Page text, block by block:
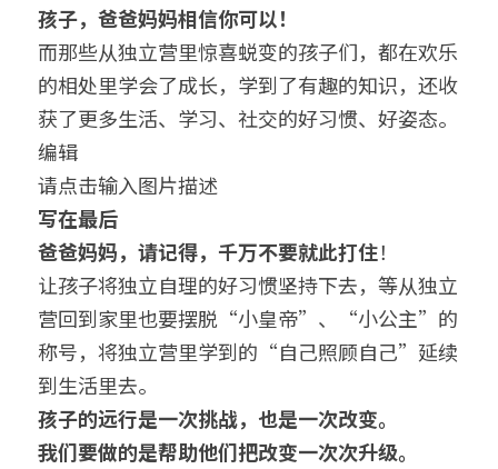
孩子，爸爸妈妈相信你可以！
而那些从独立营里惊喜蜕变的孩子们，都在欢乐
的相处里学会了成长，学到了有趣的知识，还收
获了更多生活、学习、社交的好习惯、好姿态。
编辑
请点击输入图片描述
写在最后
爸爸妈妈，请记得，千万不要就此打住！
让孩子将独立自理的好习惯坚持下去，等从独立
营回到家里也要摆脱“小皇帝”、“小公主”的
称号，将独立营里学到的“自己照顾自己”延续
到生活里去。
孩子的远行是一次挑战，也是一次改变。
我们要做的是帮助他们把改变一次次升级。